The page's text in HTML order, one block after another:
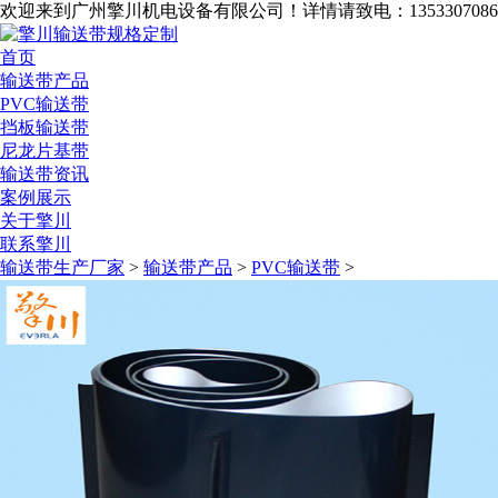
欢迎来到广州擎川机电设备有限公司！ 详情请致电：
首页
输送带产品
PVC输送带
挡板输送带
尼龙片基带
输送带资讯
案例展示
关于擎川
联系擎川
输送带生产厂家 > 输送带产品 > PVC输送带 >